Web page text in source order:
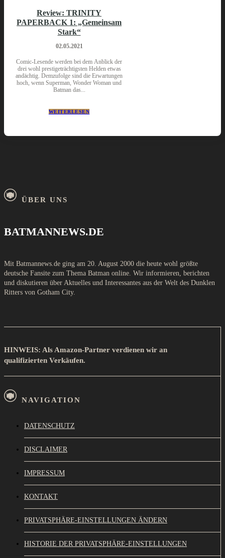
Review: TRINITY
PAPERBACK 1: „Gemeinsam
Stark“
02.05.2021
Comic-Lesende werden bei dem Anblick der
drei wohl prestigeträchtigsten Helden etwas
andächtig. Demzufolge sind die Erwartungen
hoch, wenn Superman, Wonder Woman und
Batman das...
WEITERLESEN
ÜBER UNS
BATMANNEWS.DE
Mit Batmannews.de ging am 20. August 2000 die heute wohl größte
deutsche Fansite zum Thema Batman online. Wir informieren, berichten
und diskutieren über Aktuelles und Interessantes aus der Welt des Dunklen
Ritters von Gotham City.
HINWEIS: Als Amazon-Partner verdienen wir an
qualifizierten Verkäufen.
NAVIGATION
DATENSCHUTZ
DISCLAIMER
IMPRESSUM
KONTAKT
PRIVATSPHÄRE-EINSTELLUNGEN ÄNDERN
HISTORIE DER PRIVATSPHÄRE-EINSTELLUNGEN